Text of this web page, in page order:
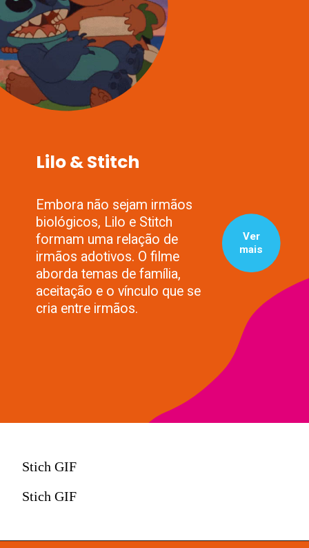
Lilo & Stitch
Ver
mais
Embora não sejam irmãos
biológicos, Lilo e Stitch
formam uma relação de
irmãos adotivos. O filme
aborda temas de família,
aceitação e o vínculo que se
cria entre irmãos.
Stich GIF
Stich GIF